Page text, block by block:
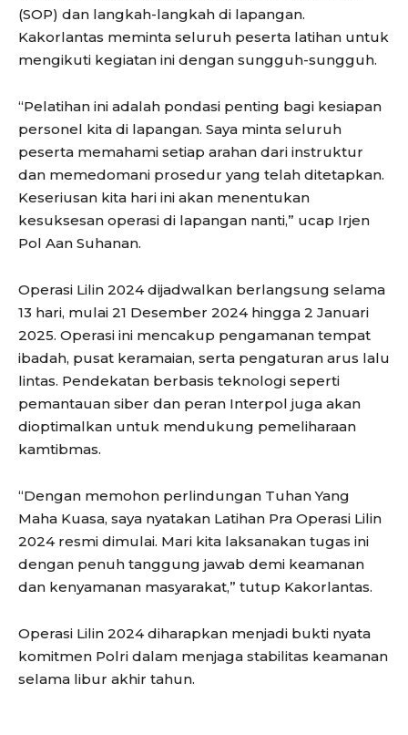
(SOP) dan langkah-langkah di lapangan.
Kakorlantas meminta seluruh peserta latihan untuk
mengikuti kegiatan ini dengan sungguh-sungguh.
“Pelatihan ini adalah pondasi penting bagi kesiapan
personel kita di lapangan. Saya minta seluruh
peserta memahami setiap arahan dari instruktur
dan memedomani prosedur yang telah ditetapkan.
Keseriusan kita hari ini akan menentukan
kesuksesan operasi di lapangan nanti,” ucap Irjen
Pol Aan Suhanan.
Operasi Lilin 2024 dijadwalkan berlangsung selama
13 hari, mulai 21 Desember 2024 hingga 2 Januari
2025. Operasi ini mencakup pengamanan tempat
ibadah, pusat keramaian, serta pengaturan arus lalu
lintas. Pendekatan berbasis teknologi seperti
pemantauan siber dan peran Interpol juga akan
dioptimalkan untuk mendukung pemeliharaan
kamtibmas.
“Dengan memohon perlindungan Tuhan Yang
Maha Kuasa, saya nyatakan Latihan Pra Operasi Lilin
2024 resmi dimulai. Mari kita laksanakan tugas ini
dengan penuh tanggung jawab demi keamanan
dan kenyamanan masyarakat,” tutup Kakorlantas.
Operasi Lilin 2024 diharapkan menjadi bukti nyata
komitmen Polri dalam menjaga stabilitas keamanan
selama libur akhir tahun.